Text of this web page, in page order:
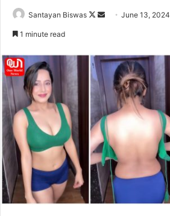
Santayan Biswas
F
l
w
n
X
d
e
m
a
i
l
June 13, 2024
1 minute read